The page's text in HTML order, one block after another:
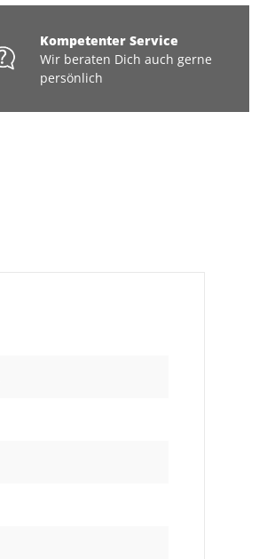
Kompetenter Service
Wir beraten Dich auch gerne
persönlich